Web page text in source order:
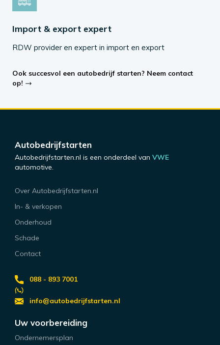
Import & export expert
RDW provider en expert in import en export
Ook succesvol een autobedrijf starten? Neem contact
op!
Autobedrijfstarten
Autobedrijfstarten.nl is een onderdeel van VWE
automotive.
Over Autobedrijfstarten.nl
In- & verkopen
Onderhoud
Schade
Contact
088 - 893 7001
info@autobedrijfstarten.nl
Uw voorbereiding
Ondernemersplan